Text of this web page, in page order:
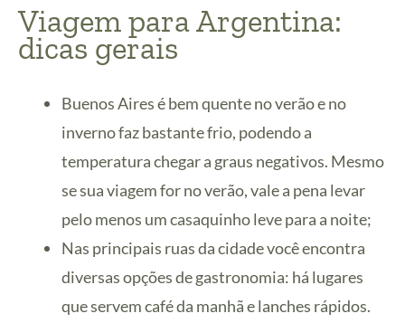
Viagem para Argentina:
dicas gerais
Buenos Aires é bem quente no verão e no
inverno faz bastante frio, podendo a
temperatura chegar a graus negativos. Mesmo
se sua viagem for no verão, vale a pena levar
pelo menos um casaquinho leve para a noite;
Nas principais ruas da cidade você encontra
diversas opções de gastronomia: há lugares
que servem café da manhã e lanches rápidos.